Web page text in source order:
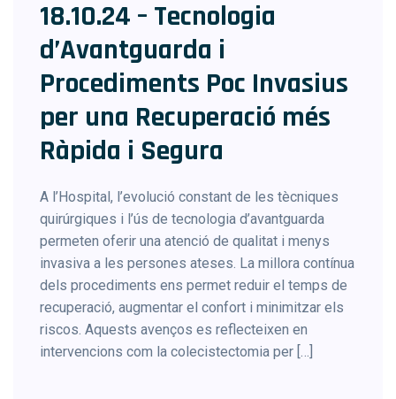
18.10.24 – Tecnologia
d’Avantguarda i
Procediments Poc Invasius
per una Recuperació més
Ràpida i Segura
A l’Hospital, l’evolució constant de les tècniques
quirúrgiques i l’ús de tecnologia d’avantguarda
permeten oferir una atenció de qualitat i menys
invasiva a les persones ateses. La millora contínua
dels procediments ens permet reduir el temps de
recuperació, augmentar el confort i minimitzar els
riscos. Aquests avenços es reflecteixen en
intervencions com la colecistectomia per […]